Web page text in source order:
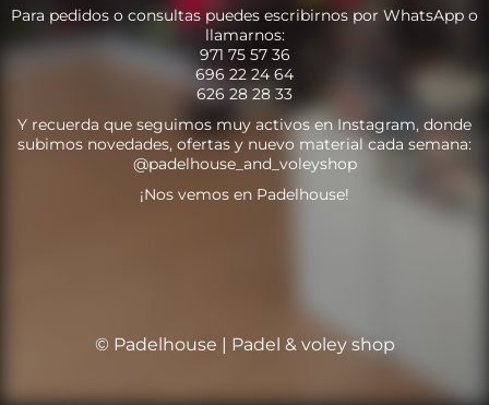
Para pedidos o consultas puedes escribirnos por WhatsApp o
llamarnos:
971 75 57 36
696 22 24 64
626 28 28 33
Y recuerda que seguimos muy activos en Instagram, donde
subimos novedades, ofertas y nuevo material cada semana:
@padelhouse_and_voleyshop
¡Nos vemos en Padelhouse!
© Padelhouse | Padel & voley shop